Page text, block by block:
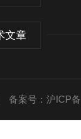
文章
备案号：沪ICP